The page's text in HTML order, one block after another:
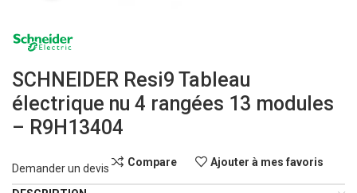
SCHNEIDER Resi9 Tableau
électrique nu 4 rangées 13 modules
– R9H13404
Demander un devis
Compare Ajouter à mes favoris